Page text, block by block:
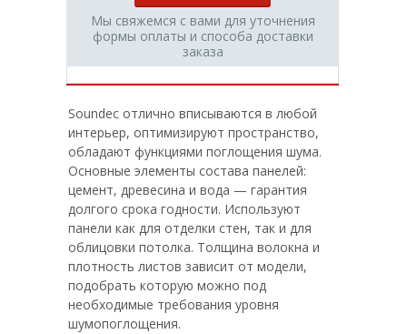
Soundec отлично вписываются в любой
интерьер, оптимизируют пространство,
обладают функциями поглощения шума.
Основные элементы состава панелей:
цемент, древесина и вода — гарантия
долгого срока годности. Используют
панели как для отделки стен, так и для
облицовки потолка. Толщина волокна и
плотность листов зависит от модели,
подобрать которую можно под
необходимые требования уровня
шумопоглощения.
Мы свяжемся с вами для уточнения
формы оплаты и способа доставки
заказа